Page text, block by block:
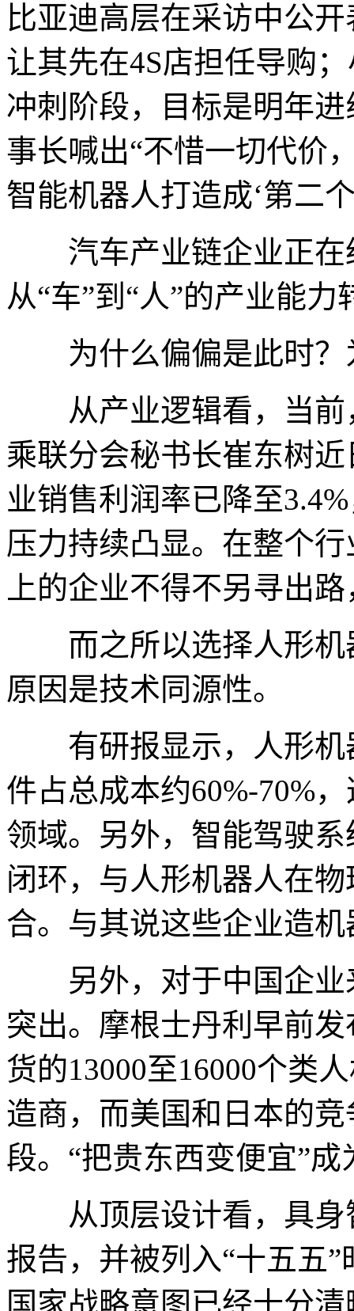
比亚迪高层在采访中公
让其先在4S店担任导购
冲刺阶段，目标是明年
事长喊出“不惜一切代价
智能机器人打造成‘第二
汽车产业链企业正在
从“车”到“人”的产业能
为什么偏偏是此时？
从产业逻辑看，当前
乘联分会秘书长崔东树
业销售利润率已降至
压力持续凸显。在整个
上的企业不得不另寻出
而之所以选择人形机
原因是技术同源性。
有研报显示，人形机
件占总成本约60%-70%
领域。另外，智能驾驶
闭环，与人形机器人在
合。与其说这些企业造
另外，对于中国企业
突出。摩根士丹利早前
货的13000至16000个类
造商，而美国和日本的
段。“把贵东西变便宜”
从顶层设计看，具身
报告，并被列入“十五五
国家战略意图已经十分清